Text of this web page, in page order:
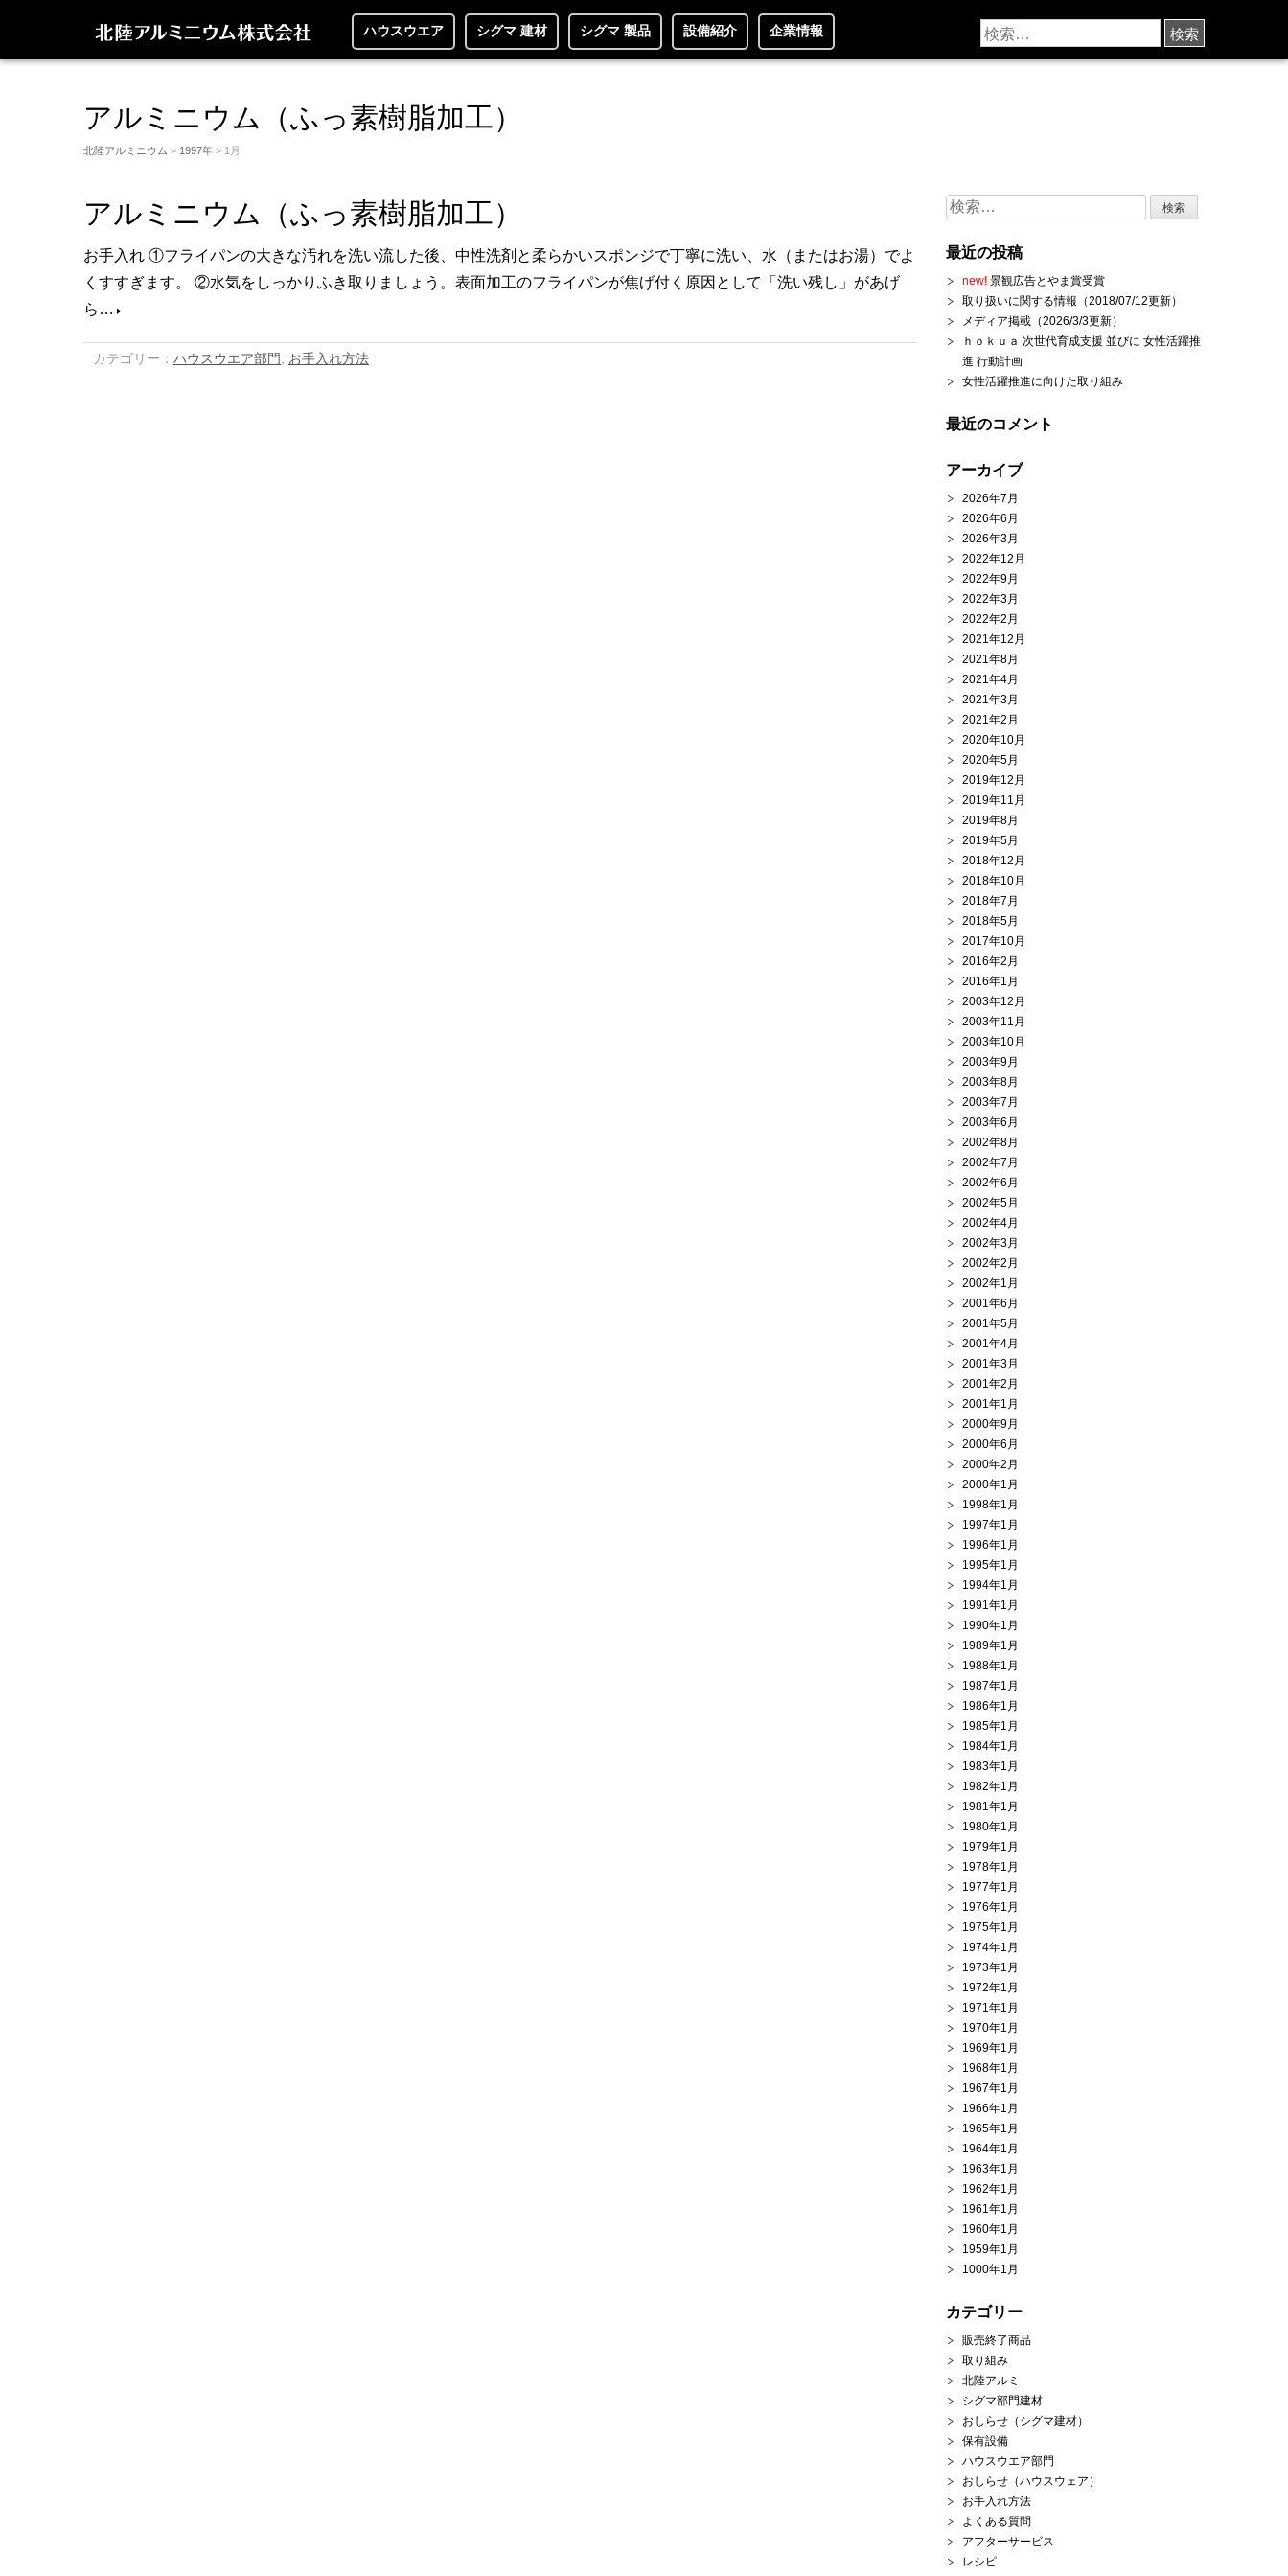
ハウスウエア シグマ 建材 シグマ 製品 設備紹介 企業情報
アルミニウム（ふっ素樹脂加工）
北陸アルミニウム > 1997年 > 1月
アルミニウム（ふっ素樹脂加工）
お手入れ ①フライパンの大きな汚れを洗い流した後、中性洗剤と柔らかいスポンジで丁寧に洗い、水（またはお湯）でよ
くすすぎます。 ②水気をしっかりふき取りましょう。表面加工のフライパンが焦げ付く原因として「洗い残し」があげ
ら…
カテゴリー： ハウスウエア部門 , お手入れ方法
検
最近の投稿
new! 景観広告とやま賞受賞
取り扱いに関する情報（2018/07/12更新）
メディア掲載（2026/3/3更新）
ｈｏｋｕａ 次世代育成支援 並びに 女性活躍推
進 行動計画
女性活躍推進に向けた取り組み
最近のコメント
アーカイブ
2026年7月
2026年6月
2026年3月
2022年12月
2022年9月
2022年3月
2022年2月
2021年12月
2021年8月
2021年4月
2021年3月
2021年2月
2020年10月
2020年5月
2019年12月
2019年11月
2019年8月
2019年5月
2018年12月
2018年10月
2018年7月
2018年5月
2017年10月
2016年2月
2016年1月
2003年12月
2003年11月
2003年10月
2003年9月
2003年8月
2003年7月
2003年6月
2002年8月
2002年7月
2002年6月
2002年5月
2002年4月
2002年3月
2002年2月
2002年1月
2001年6月
2001年5月
2001年4月
2001年3月
2001年2月
2001年1月
2000年9月
2000年6月
2000年2月
2000年1月
1998年1月
1997年1月
1996年1月
1995年1月
1994年1月
1991年1月
1990年1月
1989年1月
1988年1月
1987年1月
1986年1月
1985年1月
1984年1月
1983年1月
1982年1月
1981年1月
1980年1月
1979年1月
1978年1月
1977年1月
1976年1月
1975年1月
1974年1月
1973年1月
1972年1月
1971年1月
1970年1月
1969年1月
1968年1月
1967年1月
1966年1月
1965年1月
1964年1月
1963年1月
1962年1月
1961年1月
1960年1月
1959年1月
1000年1月
カテゴリー
販売終了商品
取り組み
北陸アルミ
シグマ部門建材
おしらせ（シグマ建材）
保有設備
ハウスウエア部門
おしらせ（ハウスウェア）
お手入れ方法
よくある質問
アフターサービス
レシピ